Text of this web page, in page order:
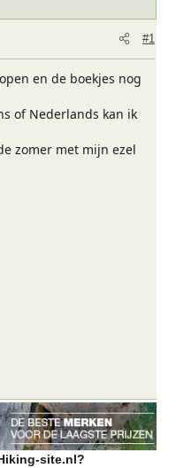
#1
en de boekjes nog
of Nederlands kan ik
zomer met mijn ezel
site.nl?